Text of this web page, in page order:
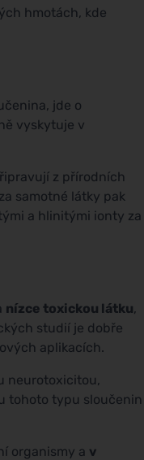
hmotách, kde
jde o
vyskytuje v
z přírodních
samotné látky pak
a hlinitými ionty za
nízce toxickou látku,
studií je dobře
aplikacích.
neurotoxicitou,
tohoto typu sloučenin
organismy a v